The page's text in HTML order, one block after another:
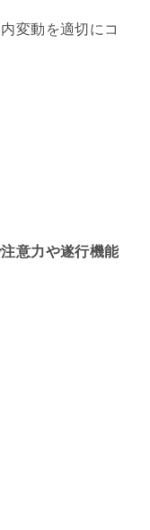
変動を適切にコ
意力や遂行機能